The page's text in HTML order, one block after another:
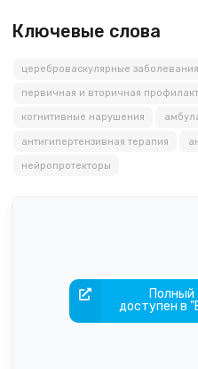
Ключевые слова
цереброваскулярные заболевания
первичная и вторичная
когнитивные нарушения
антигипертензивная терапия
нейропротекторы
Полный
доступен в